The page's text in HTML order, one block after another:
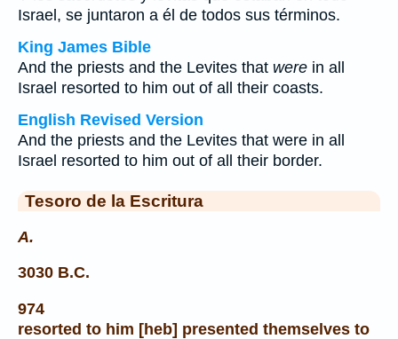
Israel, se juntaron a él de todos sus términos.
King James Bible
And the priests and the Levites that were in all
Israel resorted to him out of all their coasts.
English Revised Version
And the priests and the Levites that were in all
Israel resorted to him out of all their border.
Tesoro de la Escritura
A.
3030 B.C.
974
resorted to him [heb] presented themselves to